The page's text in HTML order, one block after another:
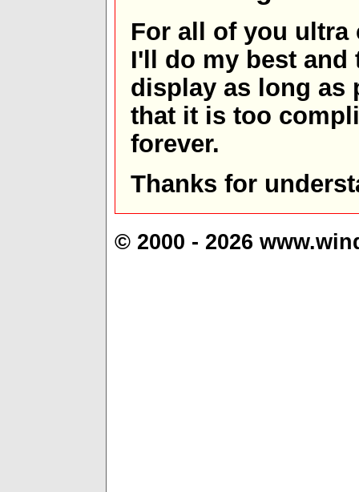
For all of you ultra
I'll do my best and
display as long as
that it is too
forever.
Thanks for
© 2000 - 2026